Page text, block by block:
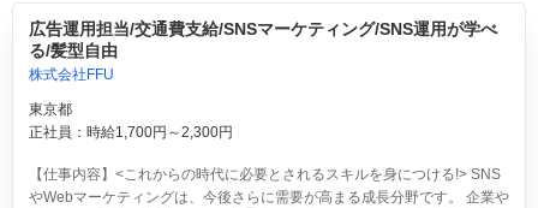
広告運用担当/交通費支給/SNSマーケティング/SNS運用が学べ
る/髪型自由
株式会社FFU
東京都
正社員：時給1,700円～2,300円
【仕事内容】<これからの時代に必要とされるスキルを身につける!> SNS
やWebマーケティングは、今後さらに需要が高まる成長分野です。 企業や